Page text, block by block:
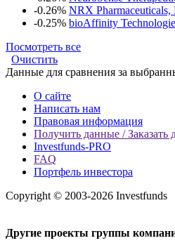
-0.26% NRX Pharmaceuticals,
-0.25% bioAffinity
Посмотреть все
Очистить
Данные для сравнения за
О сайте
Написать нам
Правовая информация
Получить данные / Заказать
Investfunds-PRO
FAQ
Портфель инвестора
Copyright © 2003-2026 Investfunds
Другие проекты группы